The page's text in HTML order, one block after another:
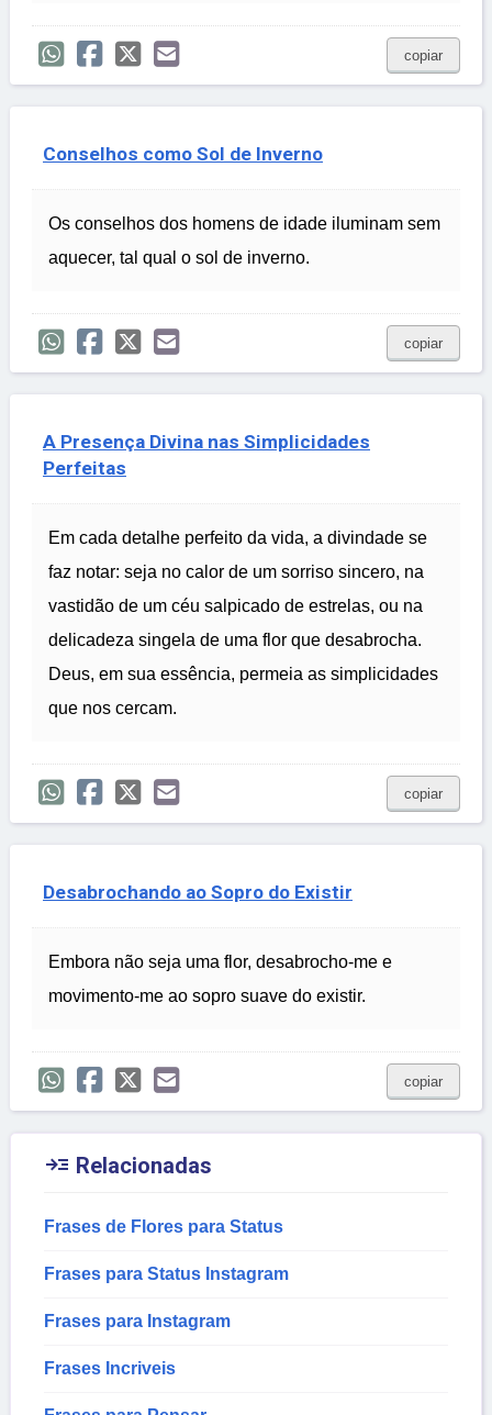
copiar
Conselhos como Sol de Inverno
Os conselhos dos homens de idade iluminam sem
aquecer, tal qual o sol de inverno.
copiar
A Presença Divina nas Simplicidades
Perfeitas
Em cada detalhe perfeito da vida, a divindade se
faz notar: seja no calor de um sorriso sincero, na
vastidão de um céu salpicado de estrelas, ou na
delicadeza singela de uma flor que desabrocha.
Deus, em sua essência, permeia as simplicidades
que nos cercam.
copiar
Desabrochando ao Sopro do Existir
Embora não seja uma flor, desabrocho-me e
movimento-me ao sopro suave do existir.
copiar
 Relacionadas
Frases de Flores para Status
Frases para Status Instagram
Frases para Instagram
Frases Incriveis